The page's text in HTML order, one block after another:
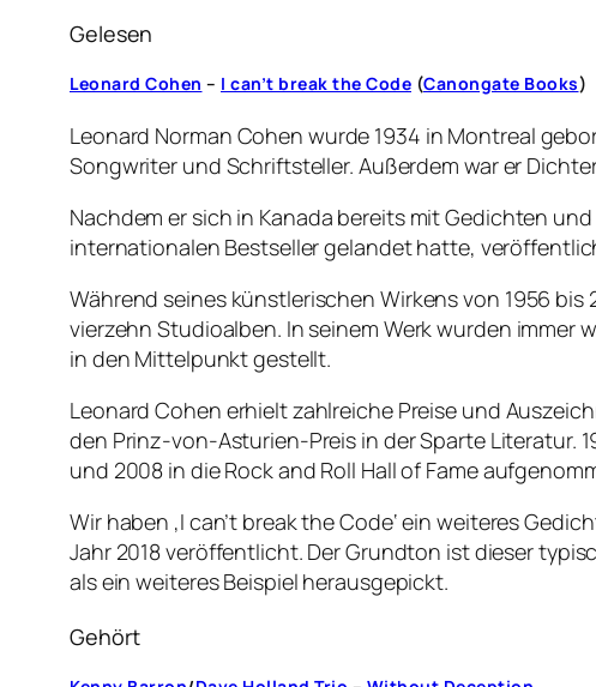
Gelesen
Leonard Cohen – I can’t break the Code (Canongate Books)
Leonard Norman Cohen wurde 1934 in Montreal
Songwriter und Schriftsteller. Außerdem war er
Nachdem er sich in Kanada bereits mit Gedichten
internationalen Bestseller gelandet hatte,
Während seines künstlerischen Wirkens von 1956
vierzehn Studioalben. In seinem Werk wurden
in den Mittelpunkt gestellt.
Leonard Cohen erhielt zahlreiche Preise und
den Prinz-von-Asturien-Preis in der Sparte Literatur.
und 2008 in die Rock and Roll Hall of Fame
Wir haben ‚I can’t break the Code‘ ein weiteres
Jahr 2018 veröffentlicht. Der Grundton ist dieser
als ein weiteres Beispiel herausgepickt.
Gehört